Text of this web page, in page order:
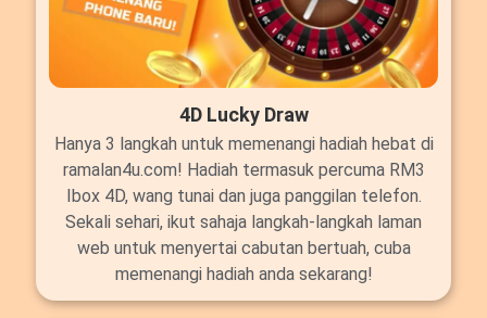
4D Lucky Draw
Hanya 3 langkah untuk memenangi hadiah hebat di
ramalan4u.com! Hadiah termasuk percuma RM3
Ibox 4D, wang tunai dan juga panggilan telefon.
Sekali sehari, ikut sahaja langkah-langkah laman
web untuk menyertai cabutan bertuah, cuba
memenangi hadiah anda sekarang!